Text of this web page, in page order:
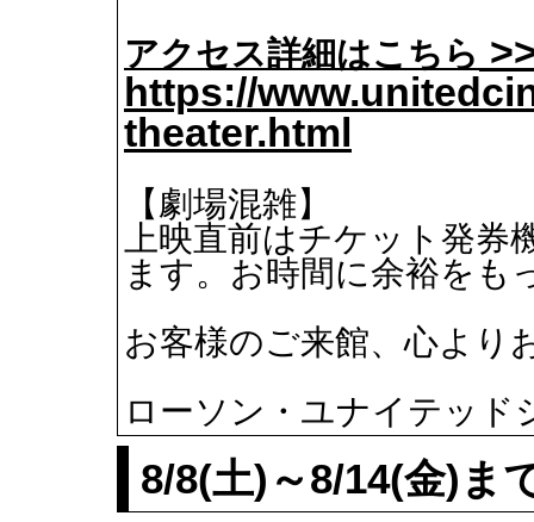
アクセス詳細はこちら
【劇場混雑】
上映直前はチケット発
ます。お時間に余裕をも
お客様のご来館、心より
ローソン・ユナイテッド
8/8(土)～8/14(金)ま